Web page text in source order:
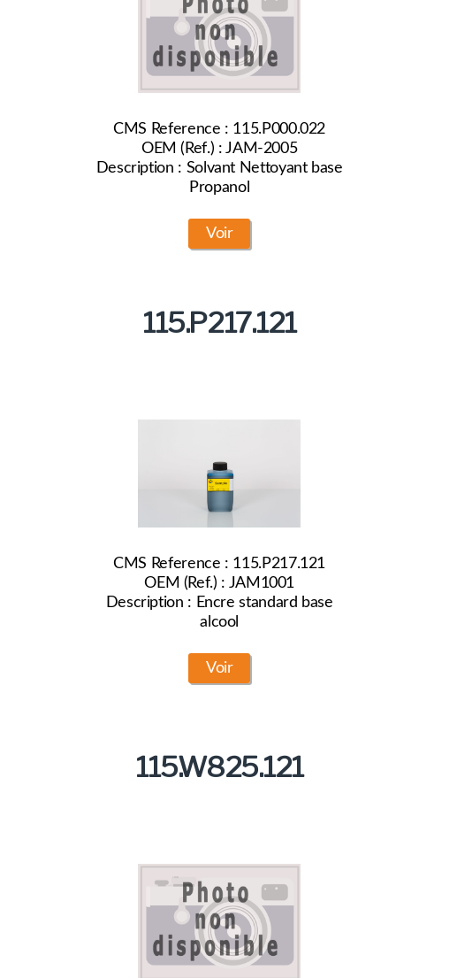
CMS Reference : 115.P000.022
OEM (Ref.) : JAM-2005
Description : Solvant Nettoyant base
Propanol
Voir
115.P217.121
CMS Reference : 115.P217.121
OEM (Ref.) : JAM1001
Description : Encre standard base
alcool
Voir
115.W825.121